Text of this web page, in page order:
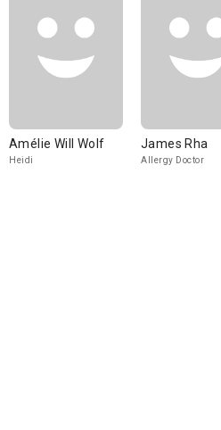
Amélie Will Wolf
Heidi
James Rha
Allergy Doctor